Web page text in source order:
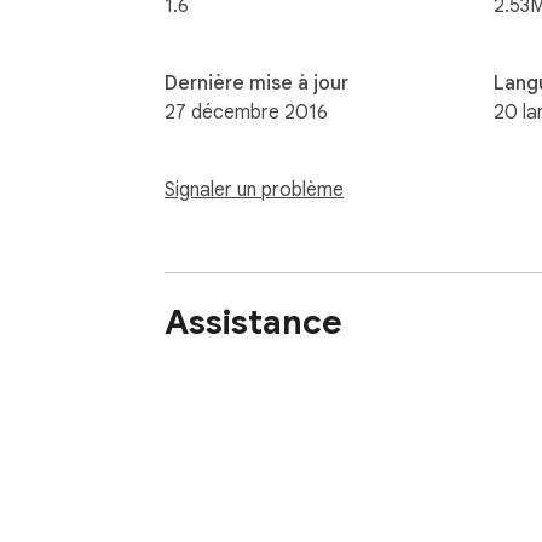
1.6
Dernière mise à jour
27 décembre 2016
Signaler un problème
20
Assistance